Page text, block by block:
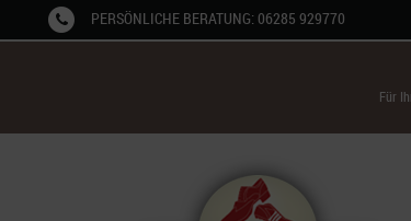
PERSÖNLICHE BERATUNG: 06285 929770
Für